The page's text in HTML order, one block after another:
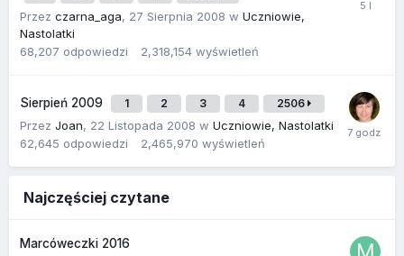
Przez czarna_aga, 27 Sierpnia 2008 w Uczniowie,
Nastolatki
68,207 odpowiedzi 2,318,154 wyświetleń
Sierpień 2009 1 2 3 4 2506
Przez Joan, 22 Listopada 2008 w Uczniowie, Nastolatki
62,645 odpowiedzi 2,465,970 wyświetleń
Najczęściej czytane
Marcóweczki 2016